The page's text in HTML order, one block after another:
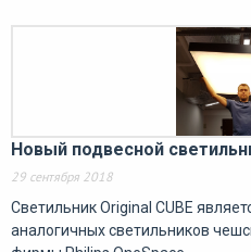
Новый подвесной
29 сентября 2018
Светильник Original CUBE
аналогичных светильников